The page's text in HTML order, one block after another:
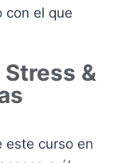
con el que
Stress &
este curso en